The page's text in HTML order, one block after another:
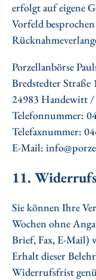
erfolgt auf eigene
Vorfeld
Porzellanbörse
Bredstedter Straße
24983 Handewitt
Telefonnummer:
Telefaxnummer:
E-Mail:
11.
Sie können Ihre
Wochen ohne
Brief, Fax, E-Mail)
Erhalt dieser
Widerrufsfrist